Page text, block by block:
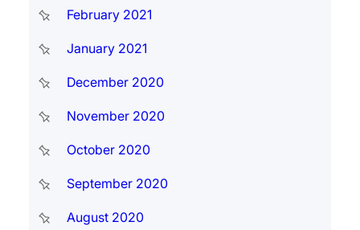
February 2021
January 2021
December 2020
November 2020
October 2020
September 2020
August 2020